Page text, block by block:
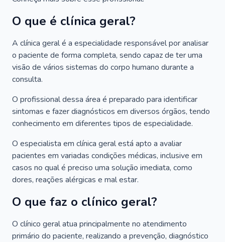
O que é clínica geral?
A clínica geral é a especialidade responsável por analisar
o paciente de forma completa, sendo capaz de ter uma
visão de vários sistemas do corpo humano durante a
consulta.
O profissional dessa área é preparado para identificar
sintomas e fazer diagnósticos em diversos órgãos, tendo
conhecimento em diferentes tipos de especialidade.
O especialista em clínica geral está apto a avaliar
pacientes em variadas condições médicas, inclusive em
casos no qual é preciso uma solução imediata, como
dores, reações alérgicas e mal estar.
O que faz o clínico geral?
O clínico geral atua principalmente no atendimento
primário do paciente, realizando a prevenção, diagnóstico